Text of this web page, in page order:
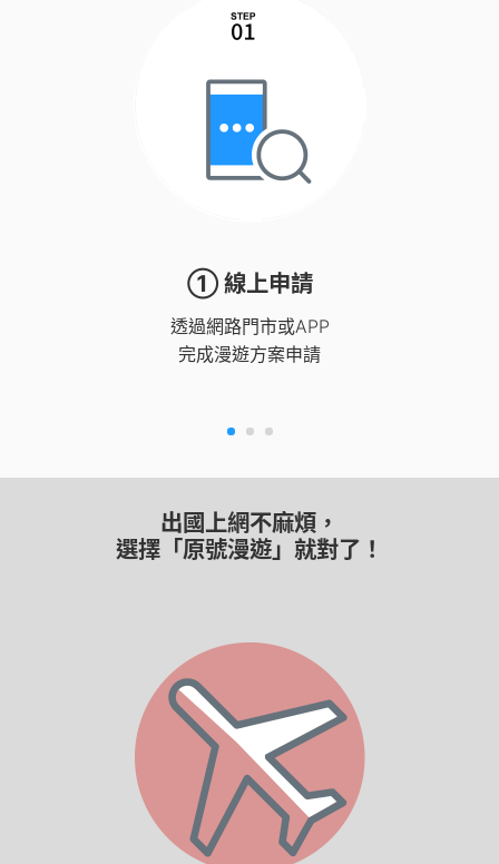
① 線上申請
透過網路門市或APP
完成漫遊方案申請
出國上網不麻煩，
選擇「原號漫遊」就對了！